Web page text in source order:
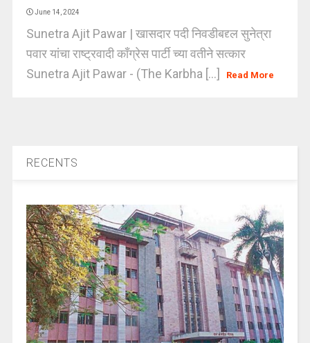
June 14, 2024
Sunetra Ajit Pawar | खासदार पदी निवडीबद्द्ल सुनेत्रा
पवार यांचा राष्ट्रवादी कॉंग्रेस पार्टी च्या वतीने सत्कार
Sunetra Ajit Pawar - (The Karbha [...]
Read More
RECENTS